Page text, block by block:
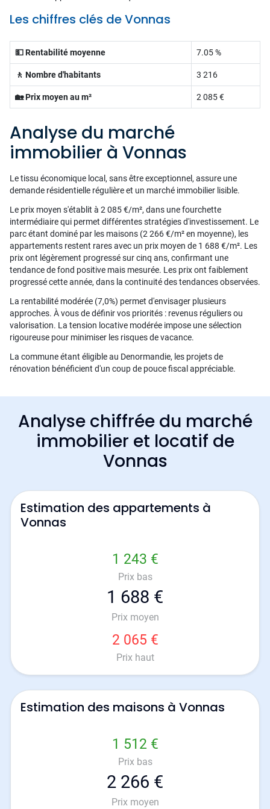
Les chiffres clés de Vonnas
💵 Rentabilité moyenne 7.05 %
🚶 Nombre d'habitants 3 216
🏡 Prix moyen au m² 2 085 €
Analyse du marché
immobilier à Vonnas
Le tissu économique local, sans être exceptionnel, assure une
demande résidentielle régulière et un marché immobilier lisible.
Le prix moyen s'établit à 2 085 €/m², dans une fourchette
intermédiaire qui permet différentes stratégies d'investissement. Le
parc étant dominé par les maisons (2 266 €/m² en moyenne), les
appartements restent rares avec un prix moyen de 1 688 €/m². Les
prix ont légèrement progressé sur cinq ans, confirmant une
tendance de fond positive mais mesurée. Les prix ont faiblement
progressé cette année, dans la continuité des tendances observées.
La rentabilité modérée (7,0%) permet d'envisager plusieurs
approches. À vous de définir vos priorités : revenus réguliers ou
valorisation. La tension locative modérée impose une sélection
rigoureuse pour minimiser les risques de vacance.
La commune étant éligible au Denormandie, les projets de
rénovation bénéficient d'un coup de pouce fiscal appréciable.
Analyse chiffrée du marché
immobilier et locatif de
Vonnas
Estimation des appartements à
Vonnas
1 243 €
Prix bas
1 688 €
Prix moyen
2 065 €
Prix haut
Estimation des maisons à Vonnas
1 512 €
Prix bas
2 266 €
Prix moyen